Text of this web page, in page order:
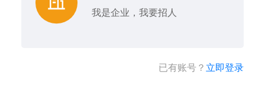
我是企业，我要招人
已有账号？ 立即登录